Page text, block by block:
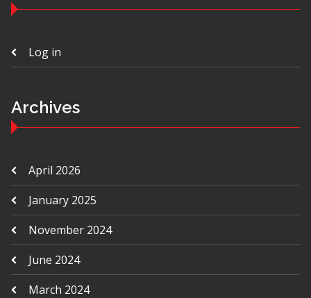
Log in
Archives
April 2026
January 2025
November 2024
June 2024
March 2024